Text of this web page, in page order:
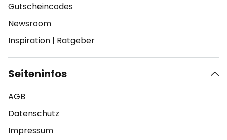
Gutscheincodes
Newsroom
Inspiration | Ratgeber
Seiteninfos
AGB
Datenschutz
Impressum